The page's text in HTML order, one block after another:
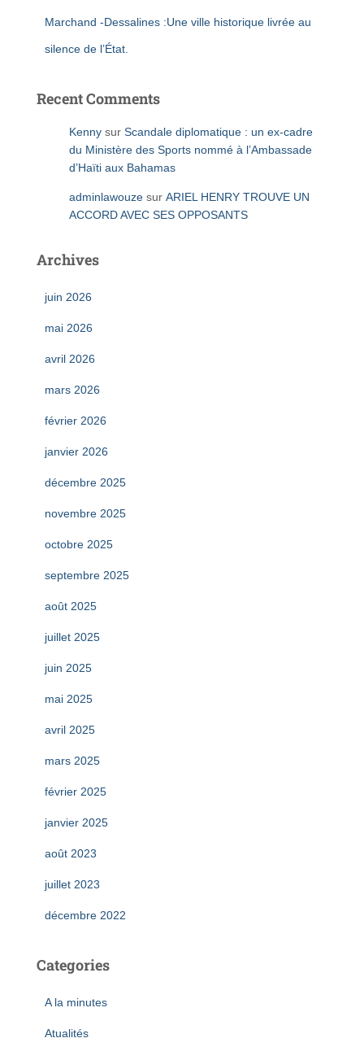
Marchand -Dessalines :Une ville historique livrée au
silence de l’État.
Recent Comments
Kenny sur Scandale diplomatique : un ex-cadre
du Ministère des Sports nommé à l’Ambassade
d’Haïti aux Bahamas
adminlawouze sur ARIEL HENRY TROUVE UN
ACCORD AVEC SES OPPOSANTS
Archives
juin 2026
mai 2026
avril 2026
mars 2026
février 2026
janvier 2026
décembre 2025
novembre 2025
octobre 2025
septembre 2025
août 2025
juillet 2025
juin 2025
mai 2025
avril 2025
mars 2025
février 2025
janvier 2025
août 2023
juillet 2023
décembre 2022
Categories
A la minutes
Atualités